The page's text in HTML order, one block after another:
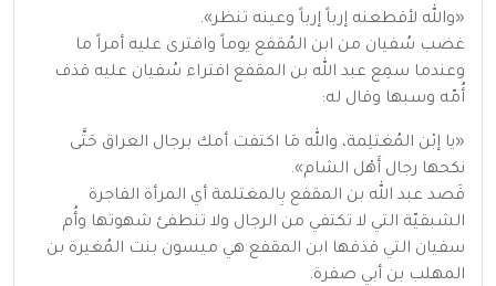
«والله لأقطعنه إرباً إرباً وعينه تنظر».
غضب سُفيان من ابن المُقفع يوماً وافترى عليه أمراً ما
وعندما سمِع عبد الله بن المقفع افتراء سُفيان عليه قذف
أُمّه وسبها وقال له:
«يا إبْن المُغتلِمة، والله مَا اكتفت أمك برجال العراق حَتَّى
نكحها رجال أَهْل الشام».
قَصد عبد الله بن المقفع بِالمغتلمة أي المرأة الفاجرة
الشبقيّة التي لا تكتفي من الرجال ولا تنطفئ شهوتها وأُم
سفيان التي قذفها ابن المقفع هي ميسون بنت المُغيرة بن
المهلب بن أبي صفرة.